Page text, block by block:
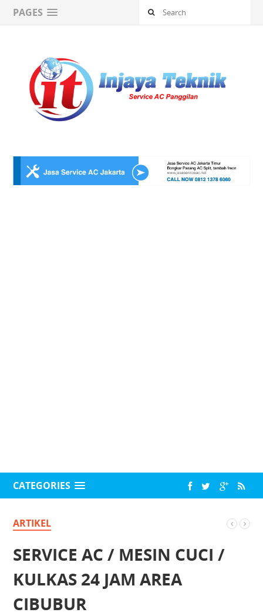
PAGES
CATEGORIES
ARTIKEL
SERVICE AC / MESIN CUCI /
KULKAS 24 JAM AREA
CIBUBUR